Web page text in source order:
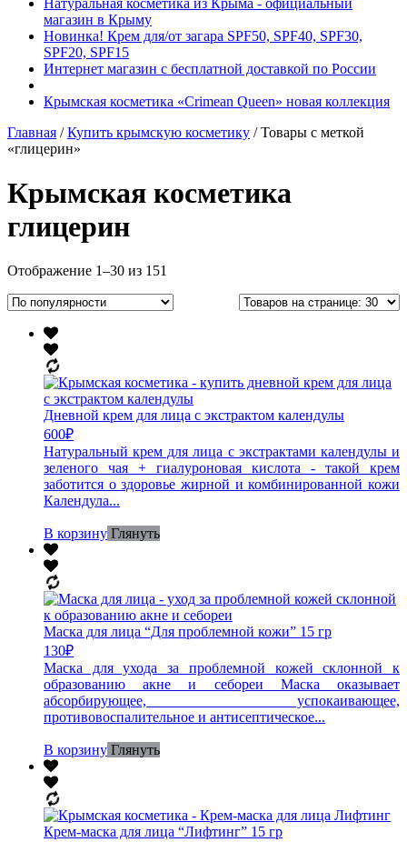
магазин в Крыму
Новинка! Крем для/от загара SPF50, SPF40, SPF30,
SPF20, SPF15
Интернет магазин с бесплатной доставкой по России
Крымская косметика «Crimean Queen» новая коллекция
Главная /Купить крымскую косметику / Товары с меткой
«глицерин»
Крымская косметика
глицерин
Отображение 1–30 из 151
Дневной крем для лица с экстрактом календулы
600₽
Натуральный крем для лица с экстрактами календулы и
зеленого чая + гиалуроновая кислота - такой крем
заботится о здоровье жирной и комбинированной кожи
Календула...
В корзину Глянуть
Маска для лица “Для проблемной кожи” 15 гр
130₽
Маска для ухода за проблемной кожей склонной к
образованию акне и себореи Маска оказывает
абсорбирующее, успокаивающее,
противовоспалительное и антисептическое...
В корзину Глянуть
Крем-маска для лица “Лифтинг” 15 гр